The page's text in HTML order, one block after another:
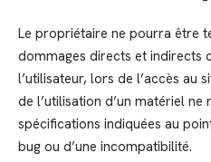
Le propriétaire ne pourra être
dommages directs et indirects
l’utilisateur, lors de l’accès au
de l’utilisation d’un matériel
spécifications indiquées au
bug ou d’une incompatibilité.